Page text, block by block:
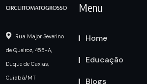
Rua Major Severino
de Queiroz, 455-A,
Duque de Caxias,
Cuiabá/MT
Menu
Home
Educação
Blogs